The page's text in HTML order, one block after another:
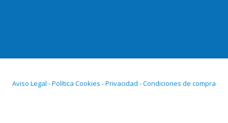
Aviso Legal - Política Cookies - Privacidad - Condiciones de compra